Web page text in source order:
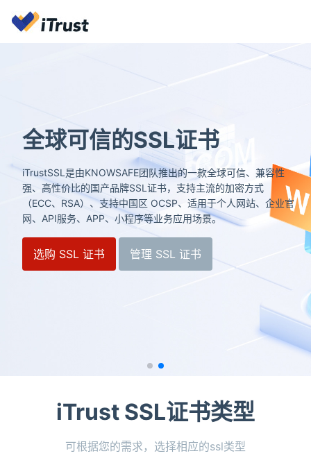
全球可信的SSL证书
iTrustSSL是由KNOWSAFE团队推出的一款全球可信、兼容性
强、高性价比的国产品牌SSL证书，支持主流的加密方式
（ECC、RSA）、支持中国区 OCSP、适用于个人网站、企业官
网、API服务、APP、小程序等业务应用场景。
选购 SSL 证书 管理 SSL 证书
iTrust SSL证书类型
可根据您的需求，选择相应的ssl类型